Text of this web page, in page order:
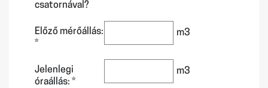
csatornával?
Előző mérőállás:
*
m3
Jelenlegi
óraállás: *
m3